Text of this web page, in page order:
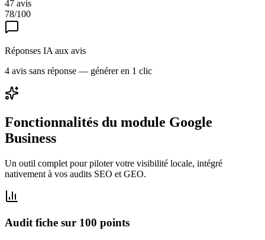
47 avis
78/100
Réponses IA aux avis
4 avis sans réponse — générer en 1 clic
Fonctionnalités du module Google
Business
Un outil complet pour piloter votre visibilité locale, intégré
nativement à vos audits SEO et GEO.
Audit fiche sur 100 points